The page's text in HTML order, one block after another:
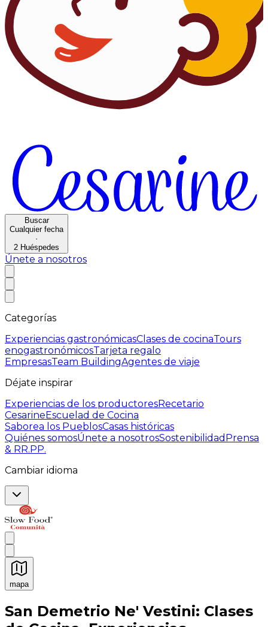
Buscar
Cualquier fecha
·
2 Huéspedes
Únete a nosotros
Categorías
Experiencias gastronómicasClases de cocinaTours
enogastronómicosTarjeta regalo
EmpresasTeam BuildingAgentes de viaje
Déjate inspirar
Experiencias de los productoresRecetario
CesarineEscuelad de Cocina
Saborea los PueblosCasas históricas
Quiénes somosÚnete a nosotrosSostenibilidad Prensa
& RR.PP.
Cambiar idioma
mapa
Experiencias culinarias inolvidables: Experiencias
San Demetrio Ne' Vestini: Clases